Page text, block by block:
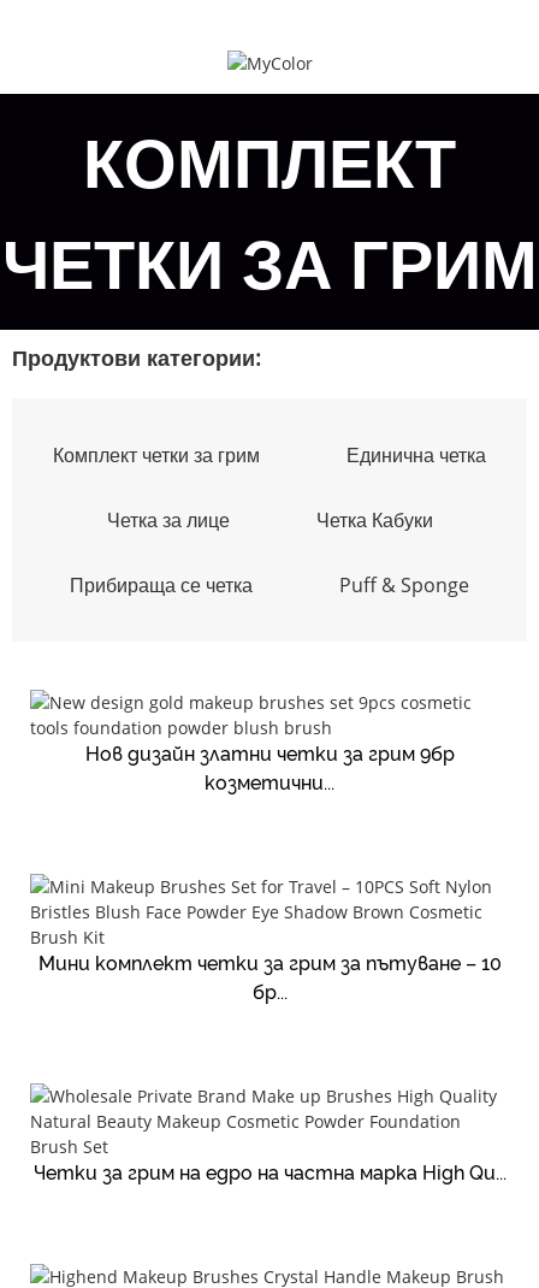
КОМПЛЕКТ
ЧЕТКИ ЗА ГРИМ
Продуктови категории:
Комплект четки за грим Единична четка
Четка за лице Четка Кабуки
Прибираща се четка Puff & Sponge
Нов дизайн златни четки за грим 9бр
козметични...
Мини комплект четки за грим за пътуване – 10
бр...
Четки за грим на едро на частна марка High Qu...